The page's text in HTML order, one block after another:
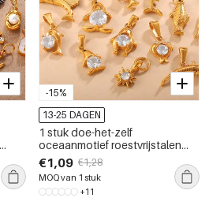
-15%
13-25 DAGEN
1 stuk doe-het-zelf
oceaanmotief roestvrijstalen
waterdichte goudkleurige
hanger
€1,09 €1,28
MOQ van 1 stuk
+11